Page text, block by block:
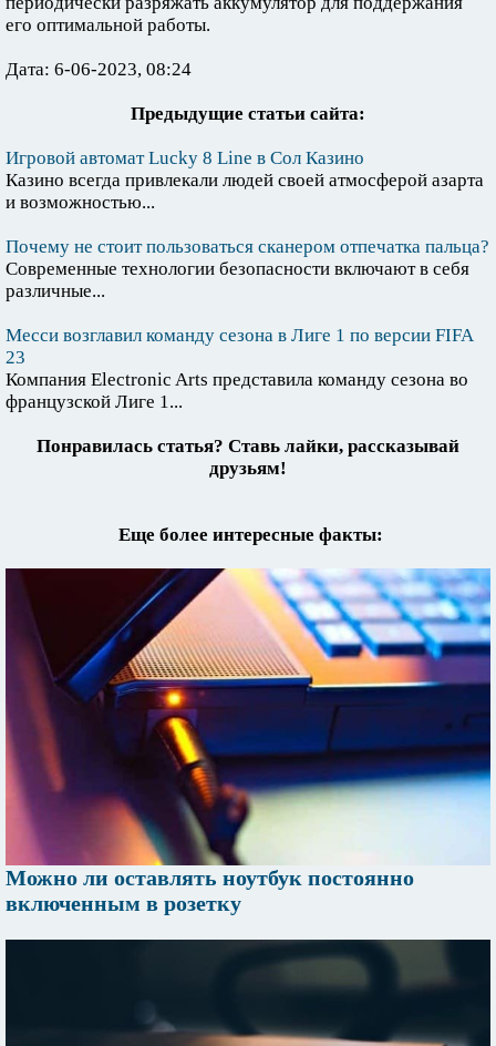
его оптимальной работы.
Дата: 6-06-2023, 08:24
Предыдущие статьи сайта:
Игровой автомат Lucky 8 Line в Сол Казино
Казино всегда привлекали людей своей атмосферой азарта
и возможностью...
Почему не стоит пользоваться сканером отпечатка пальца?
Современные технологии безопасности включают в себя
различные...
Месси возглавил команду сезона в Лиге 1 по версии FIFA
23
Компания Electronic Arts представила команду сезона во
французской Лиге 1...
Понравилась статья? Ставь лайки, рассказывай
друзьям!
Еще более интересные факты:
Можно ли оставлять ноутбук постоянно
включенным в розетку